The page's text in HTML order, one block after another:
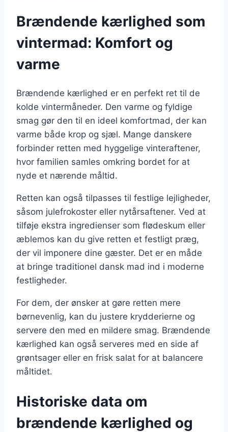
Brændende kærlighed som
vintermad: Komfort og
varme
Brændende kærlighed er en perfekt ret til de
kolde vintermåneder. Den varme og fyldige
smag gør den til en ideel komfortmad, der kan
varme både krop og sjæl. Mange danskere
forbinder retten med hyggelige vinteraftener,
hvor familien samles omkring bordet for at
nyde et nærende måltid.
Retten kan også tilpasses til festlige lejligheder,
såsom julefrokoster eller nytårsaftener. Ved at
tilføje ekstra ingredienser som flødeskum eller
æblemos kan du give retten et festligt præg,
der vil imponere dine gæster. Det er en måde
at bringe traditionel dansk mad ind i moderne
festligheder.
For dem, der ønsker at gøre retten mere
børnevenlig, kan du justere krydderierne og
servere den med en mildere smag. Brændende
kærlighed kan også serveres med en side af
grøntsager eller en frisk salat for at balancere
måltidet.
Historiske data om
brændende kærlighed og